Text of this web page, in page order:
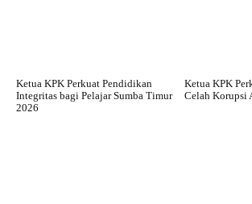
Ketua KPK Perkuat Pendidikan
Integritas bagi Pelajar Sumba Timur
2026
Ketua KPK
Celah Korupsi